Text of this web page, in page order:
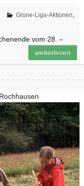
Grüne-Liga-Aktionen,
vom 28. –
weiterlesen